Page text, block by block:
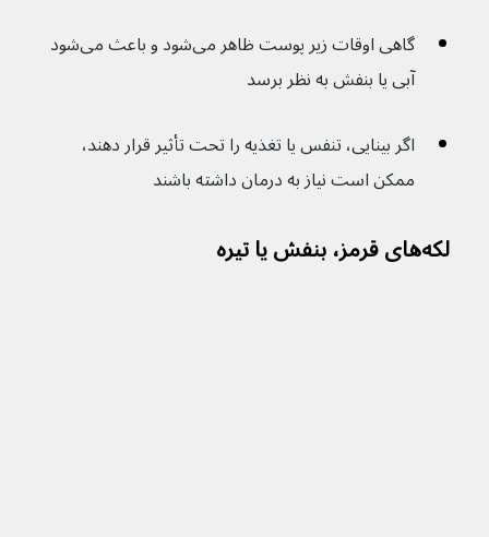
گاهی اوقات زیر پوست ظاهر می‌شود و باعث می‌شود
آبی یا بنفش به نظر برسد
اگر بینایی، تنفس یا تغذیه را تحت تأثیر قرار دهند،
ممکن است نیاز به درمان داشته باشند
لکه‌های قرمز، بنفش یا تیره